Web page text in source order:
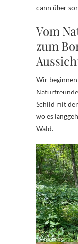
dann über
Vom
zum
Wir
Schild mit
wo es
Wald.